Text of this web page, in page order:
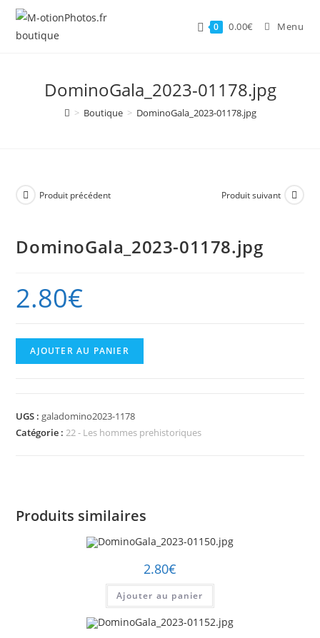
Skip
content
0 0.00€ Menu
DominoGala_2023-01178.jpg
> Boutique > DominoGala_2023-01178.jpg
Produit précédent Produit suivant
DominoGala_2023-01178.jpg
2.80€
quantité
de
AJOUTER AU PANIER
UGS : galadomino2023-1178
Catégorie :22 - Les hommes prehistoriques
Produits similaires
2.80€
Ajouter au panier